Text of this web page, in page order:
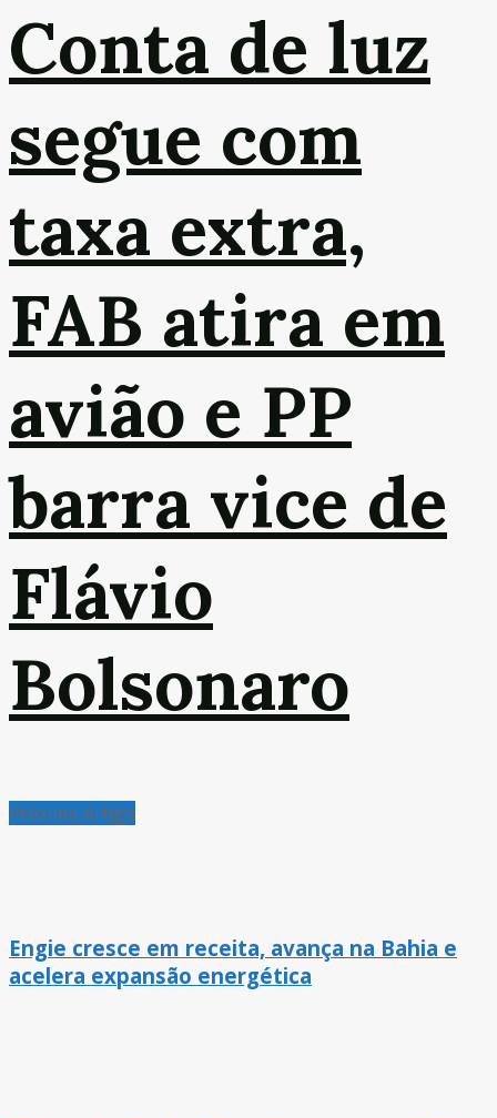
Conta de luz
segue com
taxa extra,
FAB atira em
avião e PP
barra vice de
Flávio
Bolsonaro
Próximo Artigo
Engie cresce em receita, avança na Bahia e
acelera expansão energética